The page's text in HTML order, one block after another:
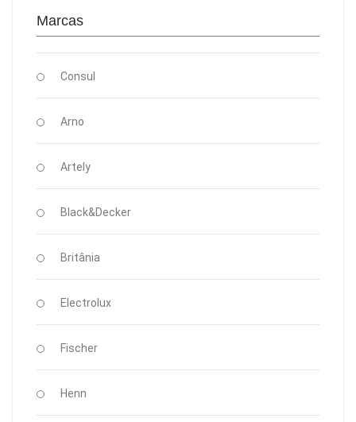
Marcas
Consul
Arno
Artely
Black&Decker
Britânia
Electrolux
Fischer
Henn